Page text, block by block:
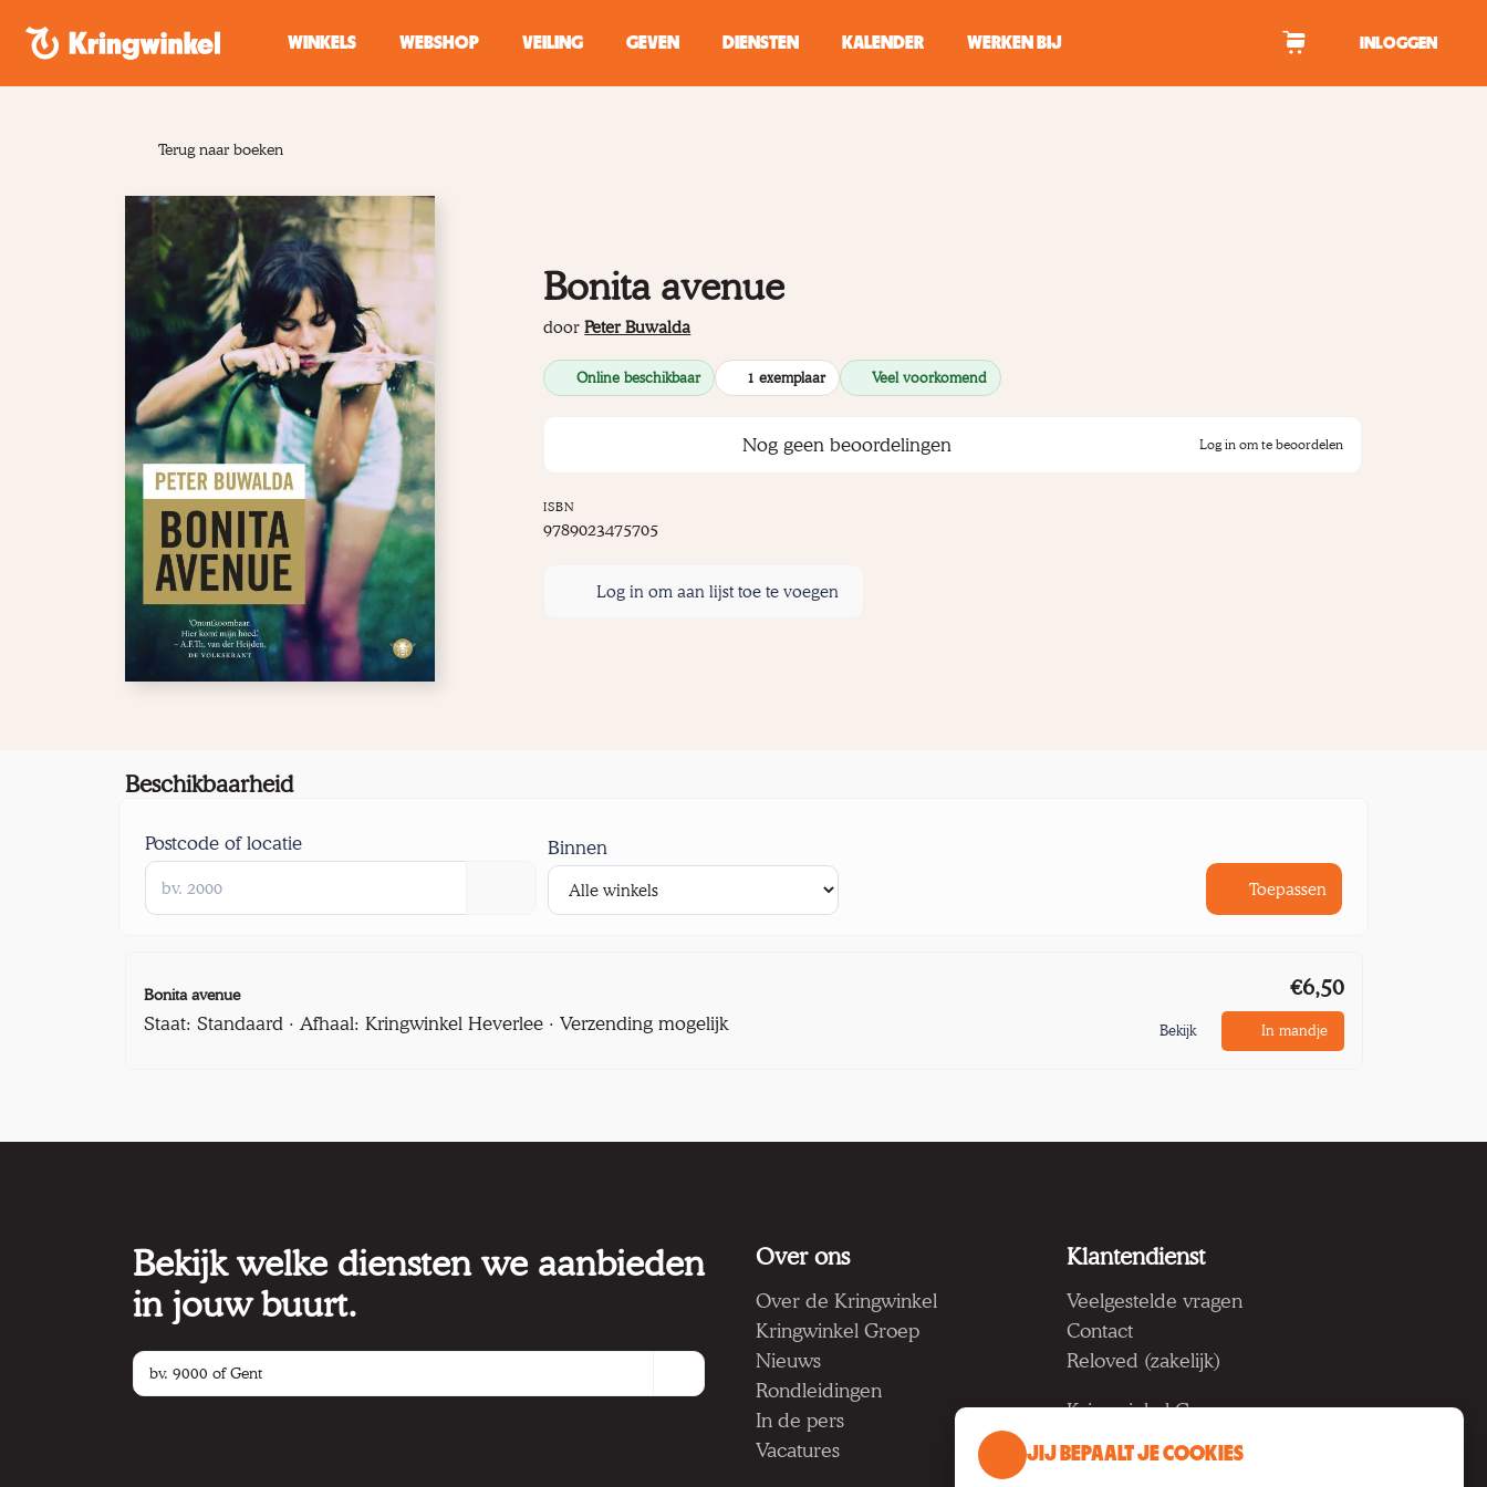
WINKELS
WEBSHOP VEILING GEVEN DIENSTEN KALENDER WERKEN BIJ INLOGGEN
Terug naar boeken
Bonita avenue
doorPeter Buwalda
Online beschikbaar 1 exemplaar Veel voorkomend
Nog geen beoordelingen Log in om te beoordelen
ISBN
9789023475705
Log in om aan lijst toe te voegen
Beschikbaarheid
Postcode of locatie Binnen
Toepassen
Bonita avenue
Staat: Standaard · Afhaal: Kringwinkel Heverlee · Verzending mogelijk
€6,50
Bekijk In mandje
Bekijk welke diensten we aanbieden
in jouw buurt.
Over ons
Over de Kringwinkel
Kringwinkel Groep
Nieuws
Rondleidingen
In de pers
Vacatures
Klantendienst
Veelgestelde vragen
Contact
Reloved (zakelijk)
Kringwinkel Groep vzw
Koning Albertlaan 124, 9000
JIJ BEPAALT JE COOKIES